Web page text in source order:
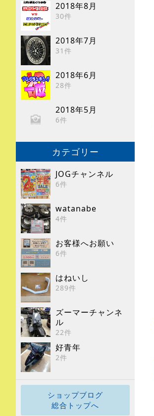
2018年8月
30件
2018年7月
31件
2018年6月
28件
2018年5月
6件
カテゴリー
JOGチャンネル
6件
watanabe
4件
お客様へお願い
6件
はねいし
289件
ズーマーチャンネ
ル
22件
好青年
2件
ショップブログ
総合トップへ